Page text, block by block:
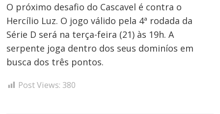
O próximo desafio do Cascavel é contra o
Hercílio Luz. O jogo válido pela 4ª rodada da
Série D será na terça-feira (21) às 19h. A
serpente joga dentro dos seus dominíos em
busca dos três pontos.
Post Views: 380